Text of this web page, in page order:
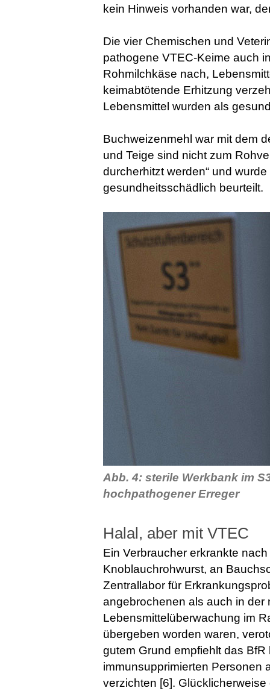
kein Hinweis vorhanden war,
Die vier Chemischen und
pathogene VTEC-Keime auch
Rohmilchkäse nach,
keimabtötende Erhitzung
Lebensmittel wurden als
Buchweizenmehl war mit dem
und Teige sind nicht zum
durcherhitzt werden“ und
gesundheitsschädlich beurteilt.
Abb. 4: sterile Werkbank im
hochpathogener Erreger
Halal, aber mit VTEC
Ein Verbraucher erkrankte
Knoblauchrohwurst, an
Zentrallabor für
angebrochenen als auch in
Lebensmittelüberwachung im
übergeben worden waren,
gutem Grund empfiehlt das
immunsupprimierten Personen
verzichten [6].